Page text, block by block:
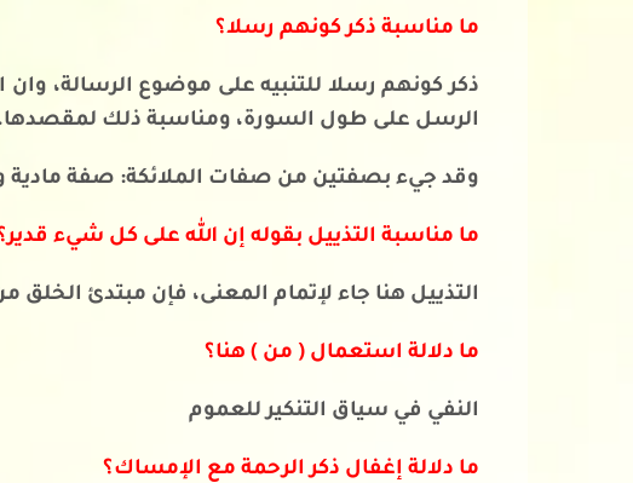
ما مناسبة ذكر كونهم رسلا؟
ذكر كونهم رسلا للتنبيه على موضوع الرسالة،
الرسل على طول السورة، ومناسبة ذلك
وقد جيء بصفتين من صفات الملائكة: صفة مادية
ما مناسبة التذييل بقوله إن الله على كل شيء
التذييل هنا جاء لإتمام المعنى، فإن مبتدئ الخلق
ما دلالة استعمال ( من ) هنا؟
النفي في سياق التنكير للعموم
ما دلالة إغفال ذكر الرحمة مع الإمساك؟